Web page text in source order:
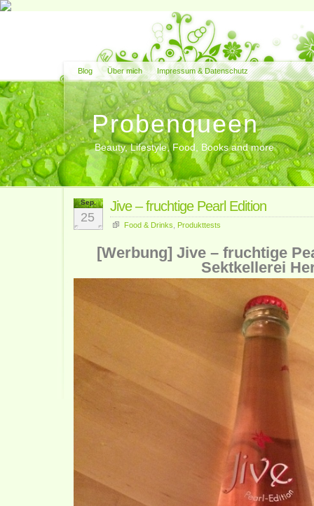
Blog Über mich Impressum & Datenschutz
Probenqueen
Beauty, Lifestyle, Food, Books and more
Sep.
25
Jive – fruchtige Pearl Edition
Food & Drinks Produkttests
[Werbung] Jive – fruchtige
Sektkellerei